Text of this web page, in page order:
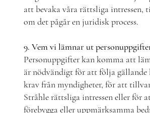
att bevaka våra rättsliga intressen,
om det pågår en juridisk process.
9. Vem vi lämnar ut
Personuppgifter kan komma att
är nödvändigt för att följa gällande
krav från myndigheter, för att
Stråhle rättsliga intressen eller för
förebygga eller uppmärksamma